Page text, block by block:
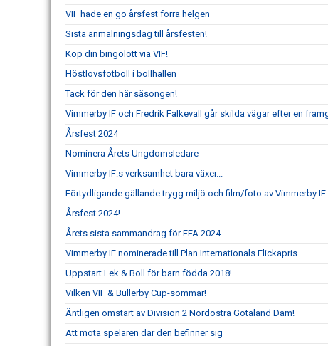
VIF hade en go årsfest förra helgen
Sista anmälningsdag till årsfesten!
Köp din bingolott via VIF!
Höstlovsfotboll i bollhallen
Tack för den här säsongen!
Vimmerby IF och Fredrik Falkevall går skilda vägar efter en
Årsfest 2024
Nominera Årets Ungdomsledare
Vimmerby IF:s verksamhet bara växer...
Förtydligande gällande trygg miljö och film/foto av Vimmerby
Årsfest 2024!
Årets sista sammandrag för FFA 2024
Vimmerby IF nominerade till Plan Internationals Flickapris
Uppstart Lek & Boll för barn födda 2018!
Vilken VIF & Bullerby Cup-sommar!
Äntligen omstart av Division 2 Nordöstra Götaland Dam!
Att möta spelaren där den befinner sig